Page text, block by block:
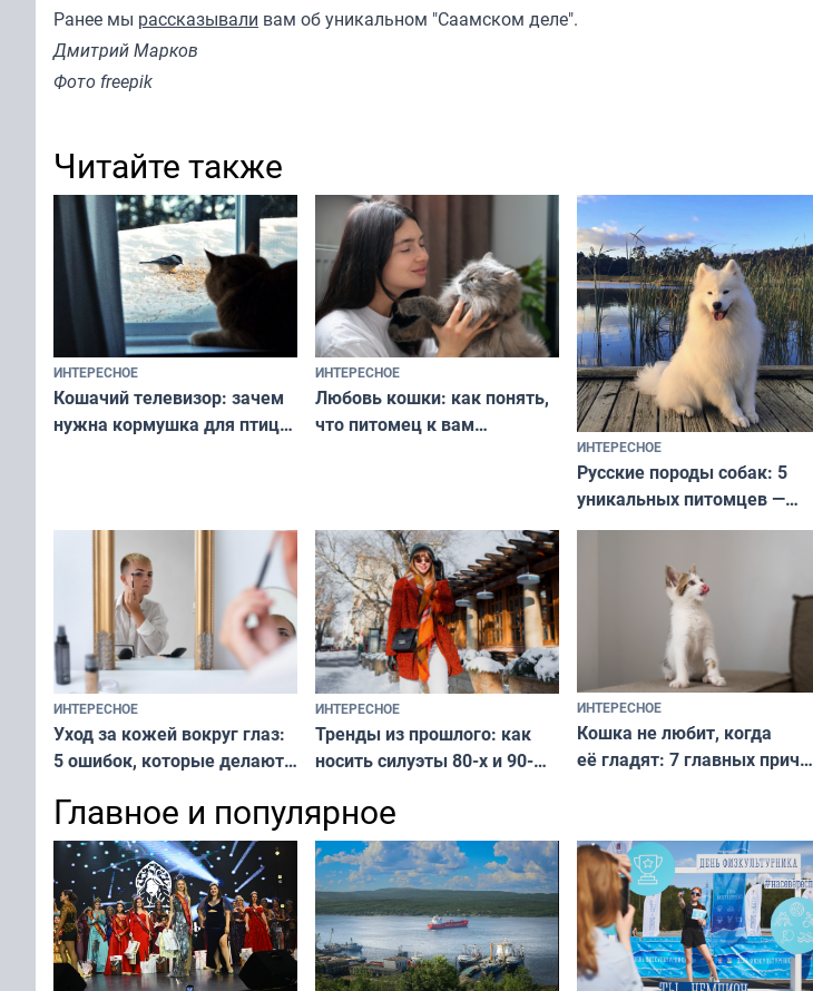
Ранее мы рассказывали вам об уникальном "Саамском деле".
Дмитрий Марков
Фото freepik
Читайте также
ИНТЕРЕСНОЕ
Кошачий телевизор: зачем
нужна кормушка для птиц
ИНТЕРЕСНОЕ
Любовь кошки: как понять,
что питомец к вам
ИНТЕРЕСНОЕ
Русские породы собак: 5
уникальных питомцев —
национальные сокровища
и характером
ИНТЕРЕСНОЕ
Уход за кожей вокруг глаз:
5 ошибок, которые делают
и вернуть свежий взгляд
без дорогих средств
ИНТЕРЕСНОЕ
Тренды из прошлого: как
носить силуэты 80-х и 90-
современно и стильно без
переплат
ИНТЕРЕСНОЕ
Кошка не любит, когда
её гладят: 7 главных причин
независимому питомцу
Главное и популярное